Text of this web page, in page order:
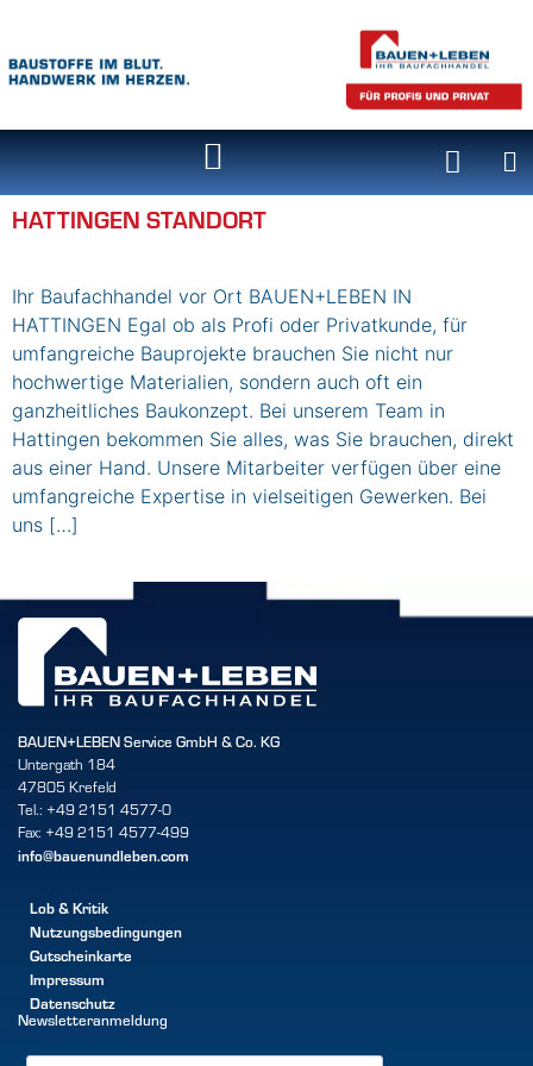
HATTINGEN STANDORT
Ihr Baufachhandel vor Ort BAUEN+LEBEN IN
HATTINGEN Egal ob als Profi oder Privatkunde, für
umfangreiche Bauprojekte brauchen Sie nicht nur
hochwertige Materialien, sondern auch oft ein
ganzheitliches Baukonzept. Bei unserem Team in
Hattingen bekommen Sie alles, was Sie brauchen, direkt
aus einer Hand. Unsere Mitarbeiter verfügen über eine
umfangreiche Expertise in vielseitigen Gewerken. Bei
uns […]
BAUEN+LEBEN Service GmbH & Co. KG
Untergath 184
47805 Krefeld
Tel.: +49 2151 4577-0
Fax: +49 2151 4577-499
info@bauenundleben.com
Lob & Kritik
Nutzungsbedingungen
Gutscheinkarte
Impressum
Datenschutz
Newsletteranmeldung